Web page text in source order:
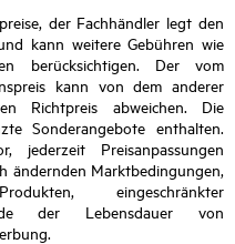
der Fachhändler legt den
kann weitere Gebühren wie
berücksichtigen. Der vom
kann von dem anderer
Richtpreis abweichen. Die
Sonderangebote enthalten.
Preisanpassungen
ändernden Marktbedingungen,
eingeschränkter
der Lebensdauer von